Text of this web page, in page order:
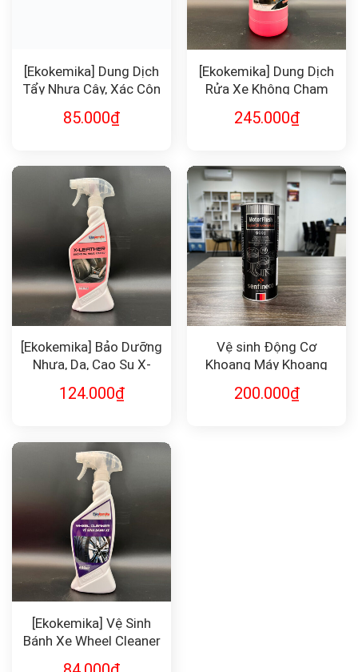
[Ekokemika] Dung Dịch
Tẩy Nhựa Cây, Xác Côn
85.000₫
[Ekokemika] Dung Dịch
Rửa Xe Không Chạm
245.000₫
[Ekokemika] Bảo Dưỡng
Nhựa, Da, Cao Su X-
124.000₫
Vệ sinh Động Cơ
Khoang Máy Khoang
200.000₫
[Ekokemika] Vệ Sinh
Bánh Xe Wheel Cleaner